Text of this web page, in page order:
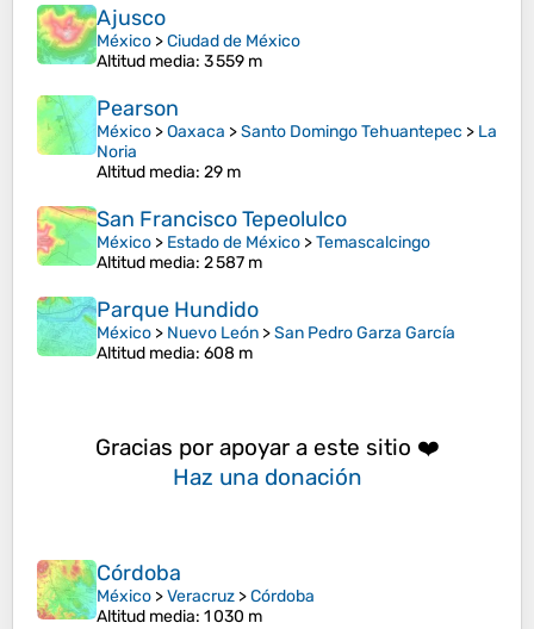
Ajusco
México >Ciudad de México
Altitud media: 3 559 m
Pearson
México >Oaxaca >Santo Domingo Tehuantepec > La
Noria
Altitud media: 29 m
San Francisco Tepeolulco
México > Estado de México >Temascalcingo
Altitud media: 2 587 m
Parque Hundido
México > Nuevo León >San Pedro Garza García
Altitud media: 608 m
Gracias por apoyar a este sitio ❤️
Haz una donación
Córdoba
México >Veracruz >Córdoba
Altitud media: 1 030 m